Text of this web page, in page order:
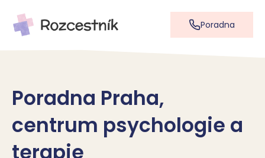
Poradna
Poradna Praha,
centrum psychologie a
terapie